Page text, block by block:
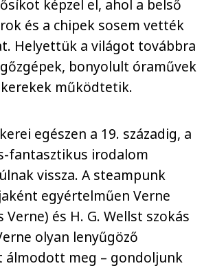
képzel el, ahol a belső
és a chipek sosem vették
Helyettük a világot továbbra
bonyolult óraművek
működtetik.
egészen a 19. századig, a
fantasztikus irodalom
vissza. A steampunk
egyértelműen Verne
Verne) és H. G. Wellst szokás
olyan lenyűgöző
álmodott meg – gondoljunk